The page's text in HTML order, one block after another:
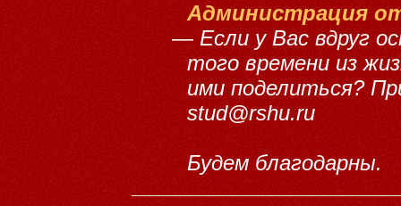
Администрация
—Если у Вас вдруг
того времени из
ими поделиться?
stud@rshu.ru
Будем благодарны.